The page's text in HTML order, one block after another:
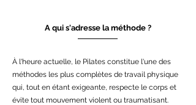
A qui s'adresse la méthode ?
À l'heure actuelle, le Pilates constitue l'une des
méthodes les plus complètes de travail physique
qui, tout en étant exigeante, respecte le corps et
évite tout mouvement violent ou traumatisant.